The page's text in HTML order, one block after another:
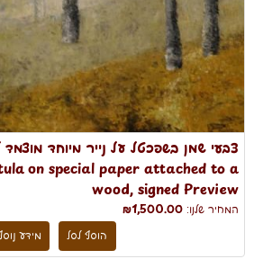
on special paper attached to a
wood, signed Preview
המחיר שלנו: ₪1,500.00
הוסף לסל
מידע